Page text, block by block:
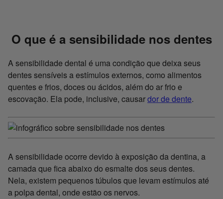
O que é a sensibilidade nos dentes
A sensibilidade dental é uma condição que deixa seus
dentes sensíveis a estímulos externos, como alimentos
quentes e frios, doces ou ácidos, além do ar frio e
escovação. Ela pode, inclusive, causardor de dente.
A sensibilidade ocorre devido à exposição da dentina, a
camada que fica abaixo do esmalte dos seus dentes.
Nela, existem pequenos túbulos que levam estímulos até
a polpa dental, onde estão os nervos.